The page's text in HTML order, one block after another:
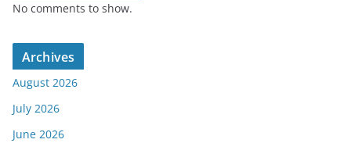
No comments to show.
Archives
August 2026
July 2026
June 2026